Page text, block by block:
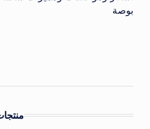
بوصة